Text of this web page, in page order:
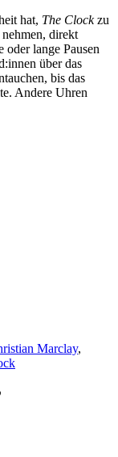
hat, The Clockzu
direkt
lange Pausen
über das
bis das
Andere Uhren
Marclay,